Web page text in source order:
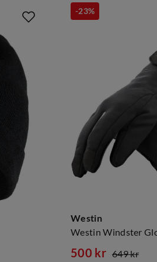
Westin
Westin Windster
-23%
500 kr 649 kr